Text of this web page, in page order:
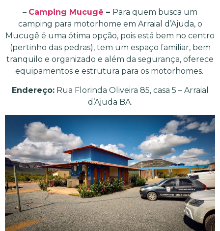
– Camping Mucugê – Para quem busca um
camping para motorhome em Arraial d’Ajuda, o
Mucugê é uma ótima opção, pois está bem no centro
(pertinho das pedras), tem um espaço familiar, bem
tranquilo e organizado e além da segurança, oferece
equipamentos e estrutura para os motorhomes.
Endereço:Rua Florinda Oliveira 85, casa 5 – Arraial
d’Ajuda BA.